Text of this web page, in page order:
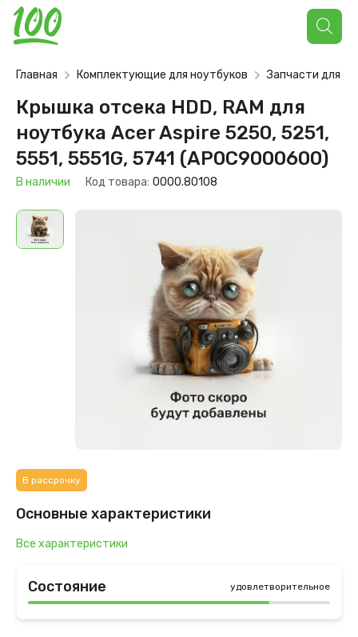
Поиск
товаров
Главная Комплектующие для ноутбуков Запчасти для
Крышка отсека HDD, RAM для
ноутбука Acer Aspire 5250, 5251,
5551, 5551G, 5741 (AP0C9000600)
В наличии Код товара: 0000.80108
В рассрочку
Основные характеристики
Все характеристики
Состояние удовлетворительное